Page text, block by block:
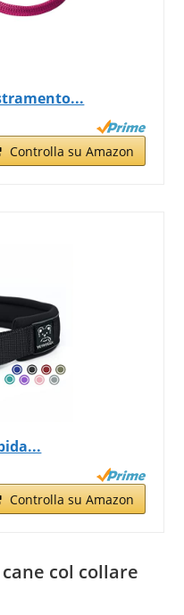
Controlla su Amazon
Controlla su Amazon
col collare